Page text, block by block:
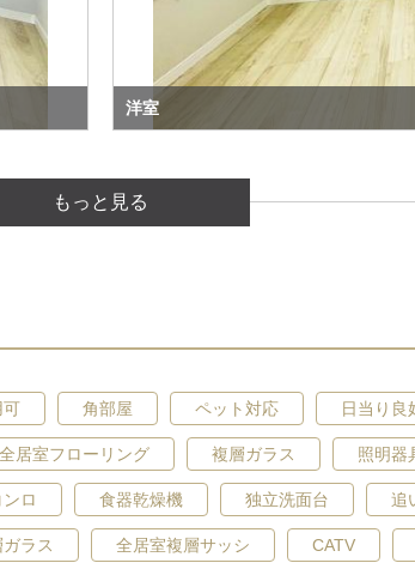
洋室
洗面
もっと見る
可 角部屋 ペット対応 日当り良
全居室フローリング 複層ガラス 照明器
ロ 食器乾燥機 独立洗面台 追
ラス 全居室複層サッシ CATV